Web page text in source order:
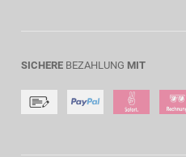
SICHERE BEZAHLUNG MIT